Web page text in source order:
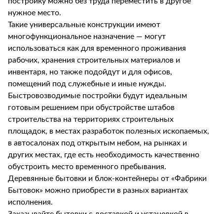
нужное место.
Такие универсальные конструкции имеют
многофункциональное назначение — могут
использоваться как для временного проживания
рабочих, хранения строительных материалов и
инвентаря, но также подойдут и для офисов,
помещений под служебные и иные нужды.
Быстровозводимые постройки будут идеальным
готовым решением при обустройстве штабов
строительства на территориях строительных
площадок, в местах разработок полезных ископаемых,
в автосалонах под открытым небом, на рынках и
других местах, где есть необходимость качественно
обустроить место временного пребывания.
Деревянные бытовки и блок-контейнеры от «Фабрики
Бытовок» можно приобрести в разных вариантах
исполнения.